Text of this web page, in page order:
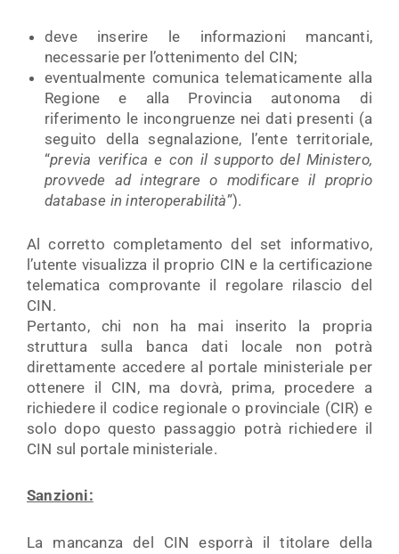
deve inserire le informazioni mancanti,
necessarie per l’ottenimento del CIN;
eventualmente comunica telematicamente alla
Regione e alla Provincia autonoma di
riferimento le incongruenze nei dati presenti (a
seguito della segnalazione, l’ente territoriale,
“previa verifica e con il supporto del Ministero,
provvede ad integrare o modificare il proprio
database in interoperabilità”).
Al corretto completamento del set informativo,
l’utente visualizza il proprio CIN e la certificazione
telematica comprovante il regolare rilascio del
CIN.
Pertanto, chi non ha mai inserito la propria
struttura sulla banca dati locale non potrà
direttamente accedere al portale ministeriale per
ottenere il CIN, ma dovrà, prima, procedere a
richiedere il codice regionale o provinciale (CIR) e
solo dopo questo passaggio potrà richiedere il
CIN sul portale ministeriale.
Sanzioni:
La mancanza del CIN esporrà il titolare della